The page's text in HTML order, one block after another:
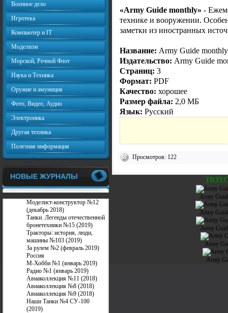
«Army Guide monthly» -
технике и вооружении.
заметки из иностранных
Название: Army Guide
Издательство: Army Guide
Страниц: 3
Формат: PDF
Качество: хорошее
Размер файла: 2,0 МБ
Язык: Русский
Просмотров: 122
Army
Army
Army
Army
Army
Военное дело
Игротека
Компьютер и IT
Моделизм
Морской, Речной Флот
Наука и Техника
Оружие и амуниция
Фото, Видео, Аудио
Электроника
Другая техника
Полезная информация
НОВЫЕ ЖУРНАЛЫ
Моделист-конструктор №12
(декабрь 2018)
Танки. Легенды отечественной
бронетехники №15 (2019)
Тракторы: история, люди,
машины №103 (2019)
За рулем №2 (февраль 2019)
Россия
М-Хобби №1 (январь 2019)
Радио №1 (январь 2019)
Авиаколлекция №11 (2018)
Авиаколлекция №8 (2018)
Авиаколлекция №9 (2018)
Наши Танки №4 СУ-100
(2019)